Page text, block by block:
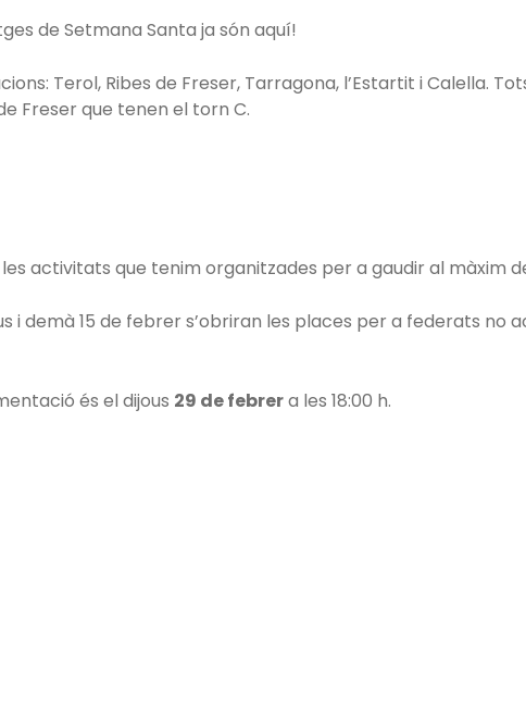
de Setmana Santa ja són aquí!
Terol, Ribes de Freser, Tarragona, l’Estartit i Calella.
Freser que tenen el torn C.
activitats que tenim organitzades per a gaudir al màxim
demà 15 de febrer s’obriran les places per a federats no
és el dijous 29 de febrera les 18:00 h.